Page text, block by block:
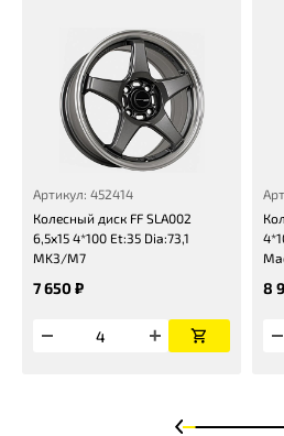
Артикул: 452414
Колесный диск FF SLA002
6,5x15 4*100 Et:35 Dia:73,1
MK3/M7
7 650 ₽ 8